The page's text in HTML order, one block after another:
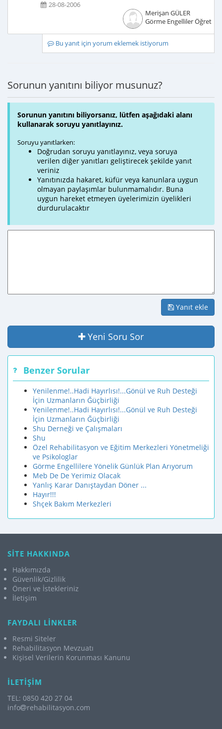
28-08-2006
Merişan GÜLER
Görme Engelliler
Bu yanıt için yorum eklemek istiyorum
Sorunun yanıtını biliyor musunuz?
Sorunun yanıtını biliyorsanız, lütfen aşağıdaki alanı
kullanarak soruyu yanıtlayınız.
Soruyu yanıtlarken:
Doğrudan soruyu yanıtlayınız, veya soruya
verilen diğer yanıtları geliştirecek şekilde yanıt
veriniz
Yanıtınızda hakaret, küfür veya kanunlara uygun
olmayan paylaşımlar bulunmamalıdır. Buna
uygun hareket etmeyen üyelerimizin üyelikleri
durdurulacaktır
Yanıt ekle
Yeni Soru Sor
Benzer Sorular
Yenilenme!..Hadi Hayırlısı!...Gönül ve Ruh Desteği
İçin Uzmanların Ğüçbirliği
Yenilenme!..Hadi Hayırlısı!...Gönül ve Ruh Desteği
İçin Uzmanların Ğüçbirliği
Shu Derneği ve Çalışmaları
Shu
Özel Rehabilitasyon ve Eğitim Merkezleri Yönetmeliği
ve Psikologlar
Görme Engellilere Yönelik Günlük Plan Arıyorum
Meb De De Yerimiz Olacak
Yanlış Karar Danıştaydan Döner ...
Hayır!!!
Shçek Bakım Merkezleri
SİTE HAKKINDA
Hakkımızda
Güvenlik/Gizlilik
Öneri ve İstekleriniz
İletişim
FAYDALI LİNKLER
Resmi Siteler
Rehabilitasyon Mevzuatı
Kişisel Verilerin Korunması Kanunu
İLETİŞİM
TEL: 0850 420 27 04
info
rehabilitasyon.com